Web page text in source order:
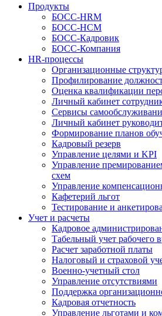
Продукты
БОСС-HRM
БОСС-HCM
БОСС-Кадровик
БОСС-Компания
HR-процессы
Организационные
Профилирование
Оценка квалификации
Личный кабинет
Сервисы
Личный кабинет
Формирование планов
Кадровый резерв
Управление целями и KPI
Управление
схем
Управление
Кафетерий льгот
Тестирование и
Учет и расчеты
Кадровое
Табельный учет рабочего
Расчет заработной платы
Налоговый и страховой
Военно-учетный стол
Управление отсутствиями
Поддержка
Кадровая отчетность
Управление льготами и